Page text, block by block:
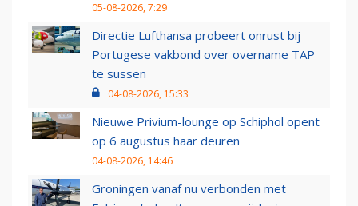
05-08-2026, 7:29
Directie Lufthansa probeert onrust bij
Portugese vakbond over overname TAP
te sussen
04-08-2026, 15:33
Nieuwe Privium-lounge op Schiphol opent
op 6 augustus haar deuren
04-08-2026, 14:46
Groningen vanaf nu verbonden met